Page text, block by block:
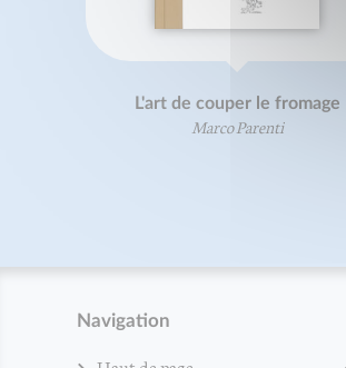
L'art de couper le fromage
Marco Parenti
Navigation